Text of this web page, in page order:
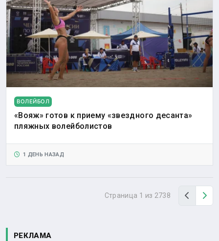
ВОЛЕЙБОЛ
«Вояж» готов к приему «звездного десанта»
пляжных волейболистов
1 ДЕНЬ НАЗАД
Страница 1 из 2738 Назад
РЕКЛАМА